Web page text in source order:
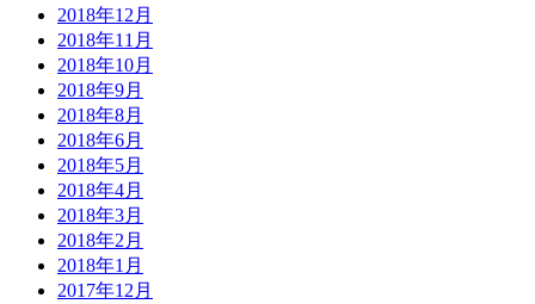
2018年12月
2018年11月
2018年10月
2018年9月
2018年8月
2018年6月
2018年5月
2018年4月
2018年3月
2018年2月
2018年1月
2017年12月